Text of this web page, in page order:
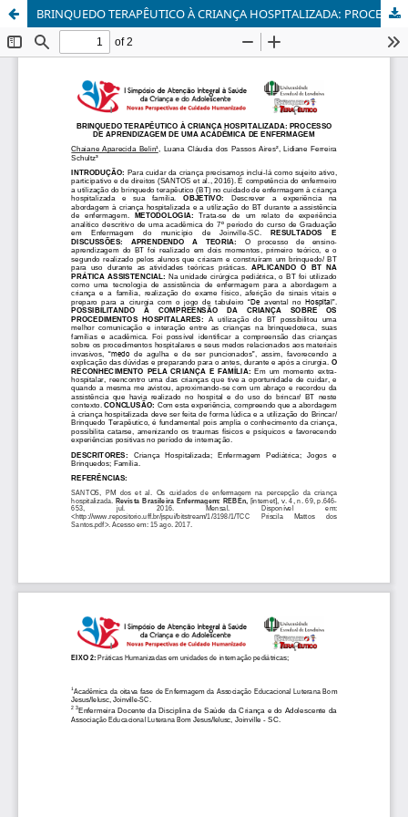
BRINQUEDO TERAPÊUTICO À CRIANÇA HOSPITALIZADA: PROCESSO DE APRENDIZAGEM DE UMA ACADÊMICA DE ENFERMAGEM